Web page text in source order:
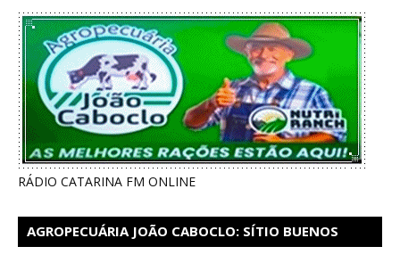
RÁDIO CATARINA FM ONLINE
AGROPECUÁRIA JOÃO CABOCLO: SÍTIO BUENOS